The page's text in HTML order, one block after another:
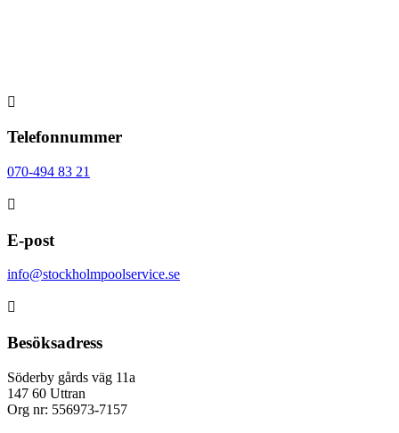

Telefonnummer
070-494 83 21

E-post
info@stockholmpoolservice.se

Besöksadress
Söderby gårds väg 11a
147 60 Uttran
Org nr: 556973-7157